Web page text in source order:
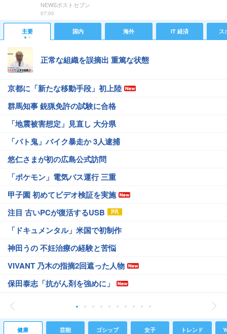
NEWSポストセブン
07:00
主要 国内 海外 IT 経済 ス
正常な組織を誤摘出 重篤な状態
京都に「新たな移動手段」初上陸
群馬知事 銃猟免許の試験に合格
「地震被害想定」見直し 大分県
「パト鬼」バイク暴走か 3人逮捕
悠仁さまが初の広島公式訪問
「ポケモン」電気バス運行 三重
甲子園 初めてビデオ検証を実施
注目 古いPCが復活するUSB
「ドキュメンタル」米国で初制作
神田うの 不妊治療の経験と苦悩
VIVANT 乃木の指摘2回遮った人物
保田泰志「抗がん剤を強めに」
健康 芸能 ゴシップ 女子 トレンド